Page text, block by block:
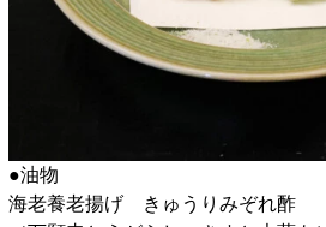
●油物
海老養老揚げ きゅうりみぞれ酢